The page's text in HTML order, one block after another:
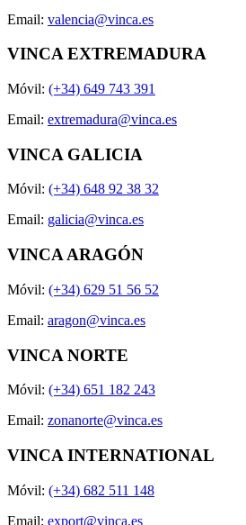
Email: valencia@vinca.es
VINCA EXTREMADURA
Móvil: (+34) 649 743 391
Email: extremadura@vinca.es
VINCA GALICIA
Móvil: (+34) 648 92 38 32
Email: galicia@vinca.es
VINCA ARAGÓN
Móvil: (+34) 629 51 56 52
Email: aragon@vinca.es
VINCA NORTE
Móvil: (+34) 651 182 243
Email: zonanorte@vinca.es
VINCA INTERNATIONAL
Móvil: (+34) 682 511 148
Email: export@vinca.es